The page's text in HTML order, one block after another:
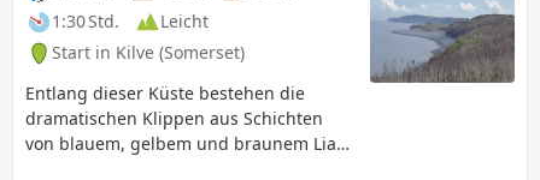
1:30 Std.
Leicht
Start in Kilve (Somerset)
Entlang dieser Küste bestehen die
dramatischen Klippen aus Schichten
von blauem, gelbem und braunem Lias